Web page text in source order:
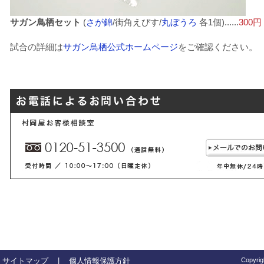
サガン鳥栖セット (さが錦/街角えびす/丸ぼうろ 各1個)......300円
試合の詳細はサガン鳥栖公式ホームページをご確認ください。
サイトマップ 個人情報保護方針